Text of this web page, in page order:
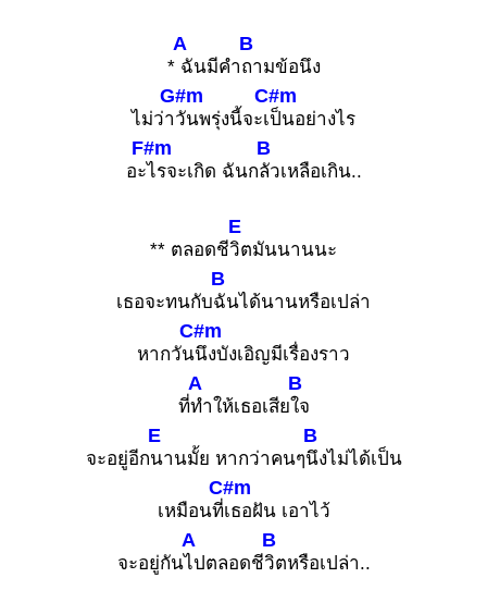
*
A
ฉันมีคำ
B
ถามข้อนึง
ไม่ว่า
G#m
วันพรุ่งนี้จะเ
C#m
ป็นอย่างไร
อะ
F#m
ไรจะเกิด ฉันก
B
ลัวเหลือเกิน..
** ตลอดชี
E
วิตมันนานนะ
เธอจะทนกับ
B
ฉันได้นานหรือเปล่า
หากวัน
C#m
นึงบังเอิญมีเรื่องราว
ที่
A
ทำให้เธอเสีย
B
ใจ
จะอยู่อีก
E
นานมั้ย หากว่าคนๆ
B
นึงไม่ได้เป็น
เหมือนที่
C#m
เธอฝัน เอาไว้
จะอยู่กัน
A
ไปตลอดชี
B
วิตหรือเปล่า..